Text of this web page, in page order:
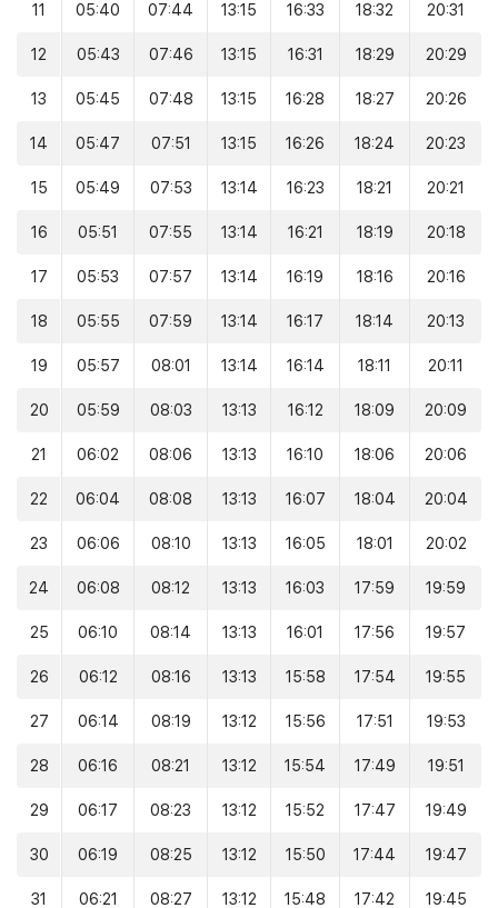
11 05:40 07:44 13:15 16:33 18:32 20:31
12 05:43 07:46 13:15 16:31 18:29 20:29
13 05:45 07:48 13:15 16:28 18:27 20:26
14 05:47 07:51 13:15 16:26 18:24 20:23
15 05:49 07:53 13:14 16:23 18:21 20:21
16 05:51 07:55 13:14 16:21 18:19 20:18
17 05:53 07:57 13:14 16:19 18:16 20:16
18 05:55 07:59 13:14 16:17 18:14 20:13
19 05:57 08:01 13:14 16:14 18:11 20:11
20 05:59 08:03 13:13 16:12 18:09 20:09
21 06:02 08:06 13:13 16:10 18:06 20:06
22 06:04 08:08 13:13 16:07 18:04 20:04
23 06:06 08:10 13:13 16:05 18:01 20:02
24 06:08 08:12 13:13 16:03 17:59 19:59
25 06:10 08:14 13:13 16:01 17:56 19:57
26 06:12 08:16 13:13 15:58 17:54 19:55
27 06:14 08:19 13:12 15:56 17:51 19:53
28 06:16 08:21 13:12 15:54 17:49 19:51
29 06:17 08:23 13:12 15:52 17:47 19:49
30 06:19 08:25 13:12 15:50 17:44 19:47
31 06:21 08:27 13:12 15:48 17:42 19:45